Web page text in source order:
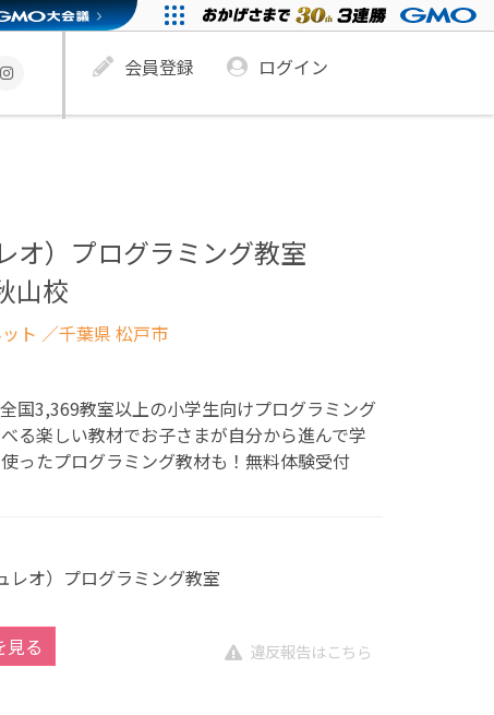
会員登録 ログイン
オ）プログラミング教室
山校
ト ／千葉県 松戸市
国3,369教室以上の小学生向けプログラミング
る楽しい教材でお子さまが自分から進んで学
ったプログラミング教材も！無料体験受付
レオ）プログラミング教室
見る 違反報告はこちら